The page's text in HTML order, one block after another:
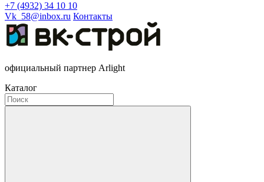
+7 (4932) 34 10 10
Vk_58@inbox.ru Контакты
официальный партнер Arlight
Каталог